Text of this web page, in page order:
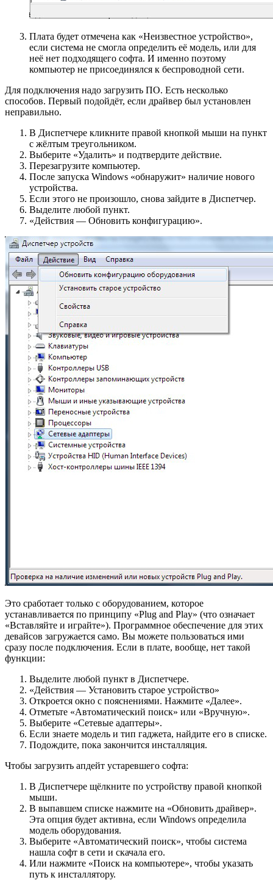
Плата будет отмечена как «Неизвестное устройство»,
если система не смогла определить её модель, или для
неё нет подходящего софта. И именно поэтому
компьютер не присоединялся к беспроводной сети.
Для подключения надо загрузить ПО. Есть несколько
способов. Первый подойдёт, если драйвер был установлен
неправильно.
В Диспетчере кликните правой кнопкой мыши на пункт
с жёлтым треугольником.
Выберите «Удалить» и подтвердите действие.
Перезагрузите компьютер.
После запуска Windows «обнаружит» наличие нового
устройства.
Если этого не произошло, снова зайдите в Диспетчер.
Выделите любой пункт.
«Действия — Обновить конфигурацию».
Это сработает только с оборудованием, которое
устанавливается по принципу «Plug and Play» (что означает
«Вставляйте и играйте»). Программное обеспечение для этих
девайсов загружается само. Вы можете пользоваться ими
сразу после подключения. Если в плате, вообще, нет такой
функции:
Выделите любой пункт в Диспетчере.
«Действия — Установить старое устройство»
Откроется окно с пояснениями. Нажмите «Далее».
Отметьте «Автоматический поиск» или «Вручную».
Выберите «Сетевые адаптеры».
Если знаете модель и тип гаджета, найдите его в списке.
Подождите, пока закончится инсталляция.
Чтобы загрузить апдейт устаревшего софта:
В Диспетчере щёлкните по устройству правой кнопкой
мыши.
В выпавшем списке нажмите на «Обновить драйвер».
Эта опция будет активна, если Windows определила
модель оборудования.
Выберите «Автоматический поиск», чтобы система
нашла софт в сети и скачала его.
Или нажмите «Поиск на компьютере», чтобы указать
путь к инсталлятору.